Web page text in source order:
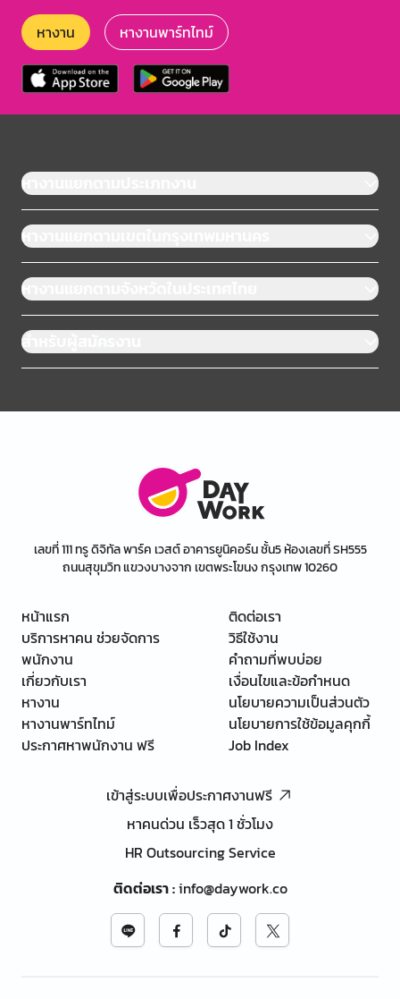
หางาน หางานพาร์ทไทม์
หางานแยกตามประเภทงาน
หางานแยกตามเขตในกรุงเทพมหานคร
หางานแยกตามจังหวัดในประเทศไทย
สำหรับผู้สมัครงาน
เลขที่ 111 ทรู ดิจิทัล พาร์ค เวสต์ อาคารยูนิคอร์น ชั้น5 ห้องเลขที่ SH555
ถนนสุขุมวิท แขวงบางจาก เขตพระโขนง กรุงเทพ 10260
หน้าแรก
บริการหาคน ช่วยจัดการ
พนักงาน
เกี่ยวกับเรา
หางาน
หางานพาร์ทไทม์
ประกาศหาพนักงาน ฟรี
ติดต่อเรา
วิธีใช้งาน
คำถามที่พบบ่อย
เงื่อนไขและข้อกำหนด
นโยบายความเป็นส่วนตัว
นโยบายการใช้ข้อมูลคุกกี้
Job Index
เข้าสู่ระบบเพื่อประกาศงานฟรี
หาคนด่วน เร็วสุด 1 ชั่วโมง
HR Outsourcing Service
ติดต่อเรา:info@daywork.co